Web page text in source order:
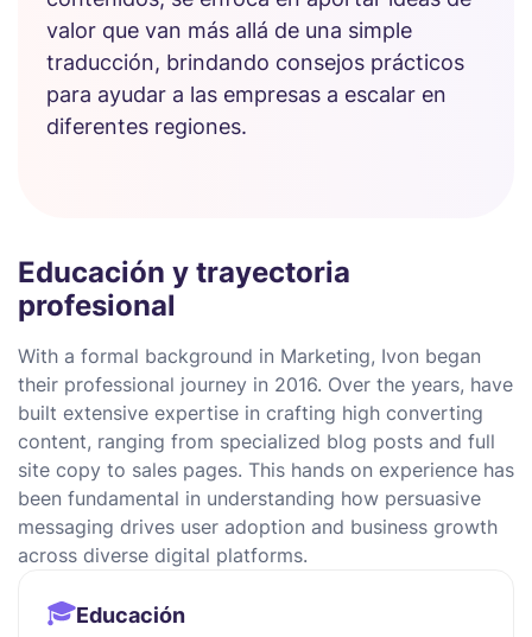
valor que van más allá de una simple
traducción, brindando consejos prácticos
para ayudar a las empresas a escalar en
diferentes regiones.
Educación y trayectoria
profesional
With a formal background in Marketing, Ivon began
their professional journey in 2016. Over the years, have
built extensive expertise in crafting high converting
content, ranging from specialized blog posts and full
site copy to sales pages. This hands on experience has
been fundamental in understanding how persuasive
messaging drives user adoption and business growth
across diverse digital platforms.
Educación